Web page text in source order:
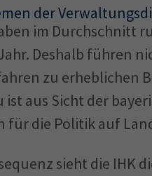
der
im Durchschnitt
Deshalb führen
zu erheblichen
aus Sicht der
für die Politik auf
sieht die IHK